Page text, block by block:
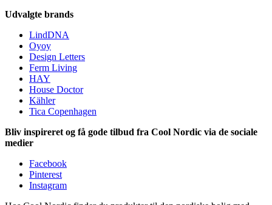
Udvalgte brands
LindDNA
Oyoy
Design Letters
Ferm Living
HAY
House Doctor
Kähler
Tica Copenhagen
Bliv inspireret og få gode tilbud fra Cool Nordic via de sociale
medier
Facebook
Pinterest
Instagram